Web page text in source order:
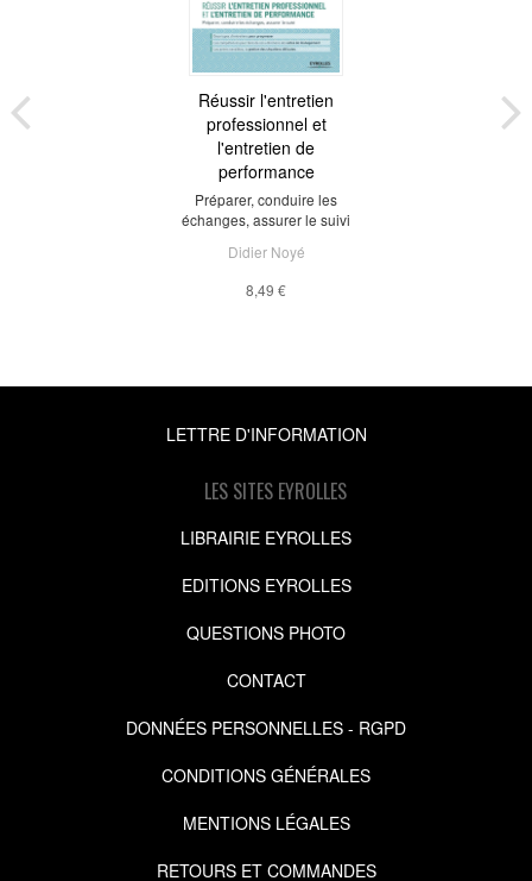
Réussir l'entretien
professionnel et
l'entretien de
performance
Préparer, conduire les
échanges, assurer le suivi
Didier Noyé
8,49 €
LETTRE D'INFORMATION
LES SITES EYROLLES
LIBRAIRIE EYROLLES
EDITIONS EYROLLES
QUESTIONS PHOTO
CONTACT
DONNÉES PERSONNELLES - RGPD
CONDITIONS GÉNÉRALES
MENTIONS LÉGALES
RETOURS ET COMMANDES